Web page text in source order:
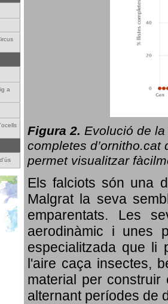
a
Figura 2. Evolució de la
completes d’ornitho.cat
permet visualitzar
Els falciots són una
Malgrat la seva
emparentats. Les
aerodinàmic i unes
especialitzada que li
l'aire caça insectes,
material per
alternant períodes de